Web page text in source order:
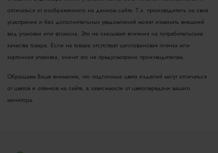
отличаться от изображенного на данном сайте. Т.к. производитель на свое
усмотрение и без дополнительных уведомлений может изменить внешний
вид упаковки или флакона. Это не оказывает влияния на потребительские
качества товара. Если на товаре отсутствует целлофановая пленка или
картонная упаковка, значит это не предусмотрено производителем.
Обращаем Ваше внимание, что подлинные цвета изделий могут отличаться
от цветов и оттенков на сайте, в зависимости от цветопередачи вашего
монитора.